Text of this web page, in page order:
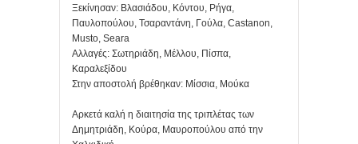
Ξεκίνησαν: Βλασιάδου, Κόντου, Ρήγα,
Παυλοπούλου, Τσαραντάνη, Γούλα, Castanon,
Musto, Seara
Αλλαγές: Σωτηριάδη, Μέλλου, Πίσπα,
Καραλεξίδου
Στην αποστολή βρέθηκαν: Μίσσια, Μούκα
Αρκετά καλή η διαιτησία της τριπλέτας των
Δημητριάδη, Κούρα, Μαυροπούλου από την